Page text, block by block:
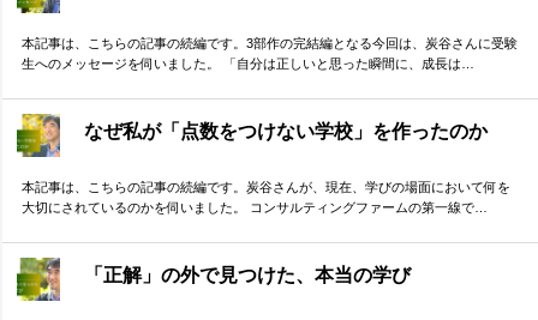
本記事は、こちらの記事の続編です。3部作の完結編となる今回は、炭谷さんに受験
生へのメッセージを伺いました。 「自分は正しいと思った瞬間に、成長は…
なぜ私が「点数をつけない学校」を作ったのか
本記事は、こちらの記事の続編です。炭谷さんが、現在、学びの場面において何を
大切にされているのかを伺いました。 コンサルティングファームの第一線で…
「正解」の外で見つけた、本当の学び